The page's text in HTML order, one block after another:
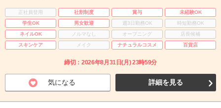
正社員登用 社割制度 賞与
未経験OK
学生OK
男女歓迎 週3日勤務OK
時短勤務OK
ネイルOK
ノルマなし オープニング
店長候補
スキンケア
メイク ナチュラルコスメ 百貨店
締切：2026年8月31日(月) 23時59分
気になる 詳細を見る